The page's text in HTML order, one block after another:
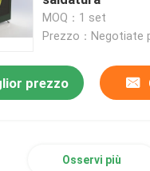
CW
QCW
MOQ：1 set
Prezzo：Negotiate
prezzo
Osservi più